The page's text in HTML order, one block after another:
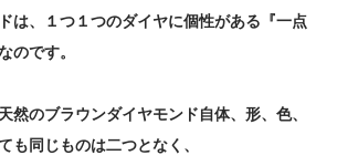
は、１つ１つのダイヤに個性がある『一点
のです。
然のブラウンダイヤモンド自体、形、色、
も同じものは二つとなく、